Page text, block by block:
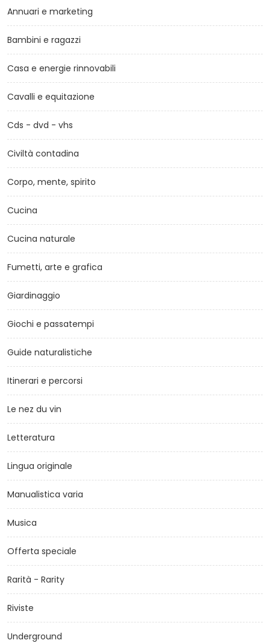
Annuari e marketing
Bambini e ragazzi
Casa e energie rinnovabili
Cavalli e equitazione
Cds - dvd - vhs
Civiltà contadina
Corpo, mente, spirito
Cucina
Cucina naturale
Fumetti, arte e grafica
Giardinaggio
Giochi e passatempi
Guide naturalistiche
Itinerari e percorsi
Le nez du vin
Letteratura
Lingua originale
Manualistica varia
Musica
Offerta speciale
Rarità - Rarity
Riviste
Underground